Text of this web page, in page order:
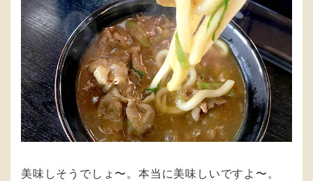
美味しそうでしょ〜。本当に美味しいですよ〜。